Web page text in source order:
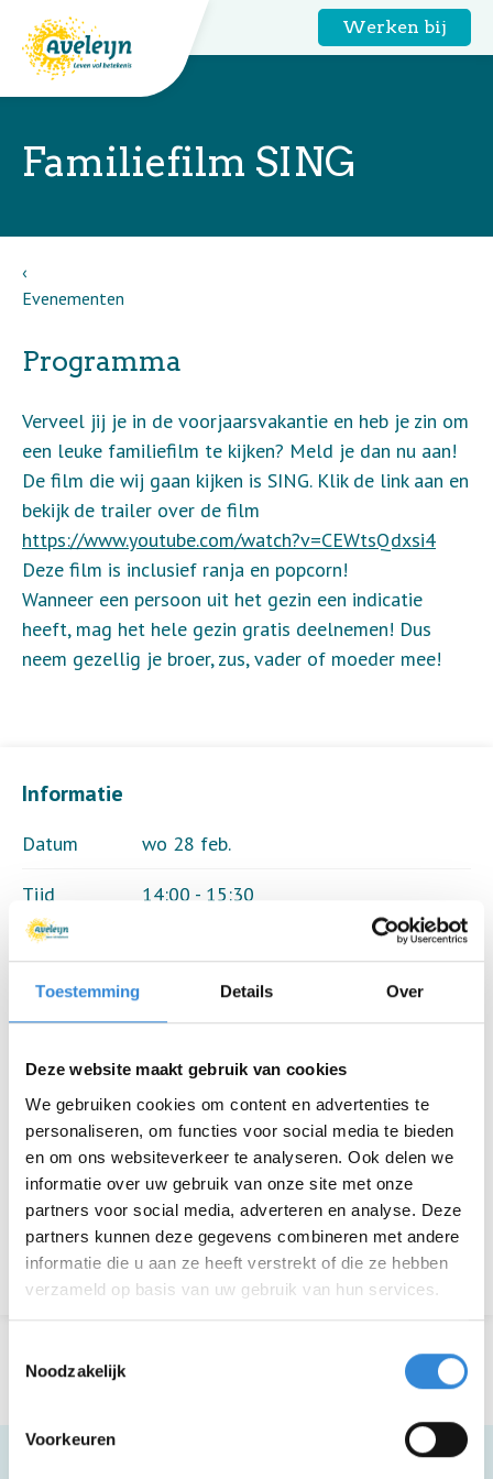
Toestemming Details Over
Deze website maakt gebruik van cookies
We gebruiken cookies om content en advertenties te
personaliseren, om functies voor social media te bieden
en om ons websiteverkeer te analyseren. Ook delen we
informatie over uw gebruik van onze site met onze
partners voor social media, adverteren en analyse. Deze
partners kunnen deze gegevens combineren met andere
informatie die u aan ze heeft verstrekt of die ze hebben
verzameld op basis van uw gebruik van hun services.
Noodzakelijk
Voorkeuren
Werken bij
Familiefilm SING
Evenementen
Informatie
Datum
wo 28 feb.
Tijd
14:00 - 15:30
Locatie
Thema
Kind & gezin
Deelnemers
20 van 50
Aanmelden is niet meer mogelijk.
Terug naar het overzicht
Programma
Verveel jij je in de voorjaarsvakantie en heb je zin om
een leuke familiefilm te kijken? Meld je dan nu aan!
De film die wij gaan kijken is SING. Klik de link aan en
bekijk de trailer over de film
https://www.youtube.com/watch?v=CEWtsQdxsi4
Deze film is inclusief ranja en popcorn!
Wanneer een persoon uit het gezin een indicatie
heeft, mag het hele gezin gratis deelnemen! Dus
neem gezellig je broer, zus, vader of moeder mee!